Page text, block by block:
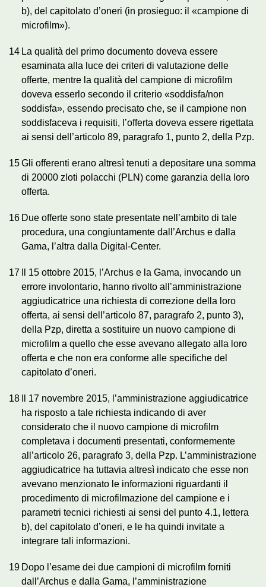
b), del capitolato d’oneri (in prosieguo: il «campione di
microfilm»).
14 La qualità del primo documento doveva essere
esaminata alla luce dei criteri di valutazione delle
offerte, mentre la qualità del campione di microfilm
doveva esserlo secondo il criterio «soddisfa/non
soddisfa», essendo precisato che, se il campione non
soddisfaceva i requisiti, l’offerta doveva essere rigettata
ai sensi dell’articolo 89, paragrafo 1, punto 2, della Pzp.
15Gli offerenti erano altresì tenuti a depositare una somma
di 20000 zloti polacchi (PLN) come garanzia della loro
offerta.
16 Due offerte sono state presentate nell’ambito di tale
procedura, una congiuntamente dall’Archus e dalla
Gama, l’altra dalla Digital-Center.
17
Il 15 ottobre 2015, l’Archus e la Gama, invocando un
errore involontario, hanno rivolto all’amministrazione
aggiudicatrice una richiesta di correzione della loro
offerta, ai sensi dell’articolo 87, paragrafo 2, punto 3),
della Pzp, diretta a sostituire un nuovo campione di
microfilm a quello che esse avevano allegato alla loro
offerta e che non era conforme alle specifiche del
capitolato d’oneri.
18
Il 17 novembre 2015, l’amministrazione aggiudicatrice
ha risposto a tale richiesta indicando di aver
considerato che il nuovo campione di microfilm
completava i documenti presentati, conformemente
all’articolo 26, paragrafo 3, della Pzp. L’amministrazione
aggiudicatrice ha tuttavia altresì indicato che esse non
avevano menzionato le informazioni riguardanti il
procedimento di microfilmazione del campione e i
parametri tecnici richiesti ai sensi del punto 4.1, lettera
b), del capitolato d’oneri, e le ha quindi invitate a
integrare tali informazioni.
19 Dopo l’esame dei due campioni di microfilm forniti
dall’Archus e dalla Gama, l’amministrazione